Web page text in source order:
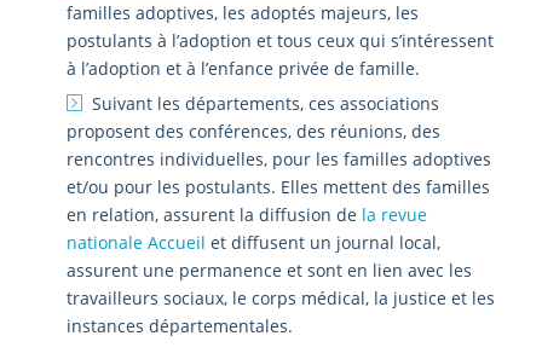
familles adoptives, les adoptés majeurs, les
postulants à l’adoption et tous ceux qui s’intéressent
à l’adoption et à l’enfance privée de famille.
Suivant les départements, ces associations
proposent des conférences, des réunions, des
rencontres individuelles, pour les familles adoptives
et/ou pour les postulants. Elles mettent des familles
en relation, assurent la diffusion de la revue
nationale Accueil et diffusent un journal local,
assurent une permanence et sont en lien avec les
travailleurs sociaux, le corps médical, la justice et les
instances départementales.